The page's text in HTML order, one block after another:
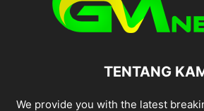
TENTANG
We provide you with the latest